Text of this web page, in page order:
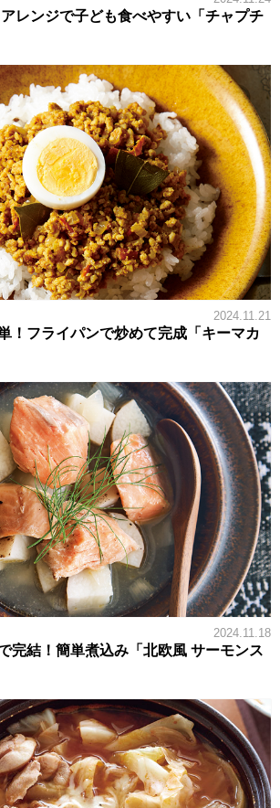
レンジで子ども食べやすい「チャプチ
2024.11.21
！フライパンで炒めて完成「キーマカ
2024.11.18
完結！簡単煮込み「北欧風 サーモンス